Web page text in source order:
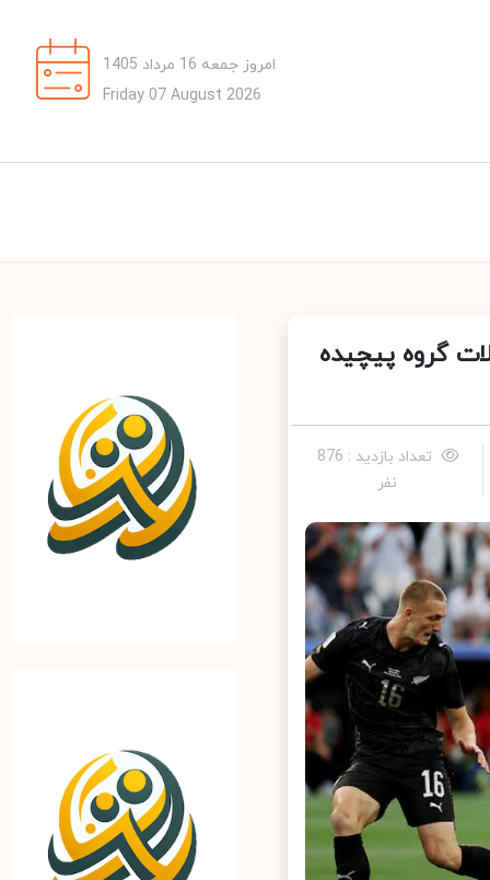
امروز جمعه 16 مرداد 1405
Friday 07 August 2026
گروه پیچیده
تعداد بازدید : 876
نفر